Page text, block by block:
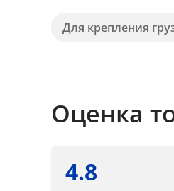
Для крепления
Оценка
4.8